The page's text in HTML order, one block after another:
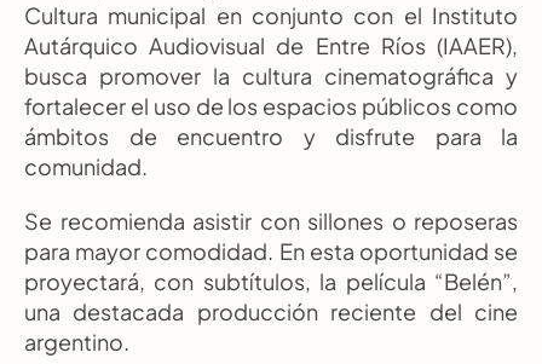
Cultura municipal en conjunto con el Instituto
Autárquico Audiovisual de Entre Ríos (IAAER),
busca promover la cultura cinematográfica y
fortalecer el uso de los espacios públicos como
ámbitos de encuentro y disfrute para la
comunidad.
Se recomienda asistir con sillones o reposeras
para mayor comodidad. En esta oportunidad se
proyectará, con subtítulos, la película “Belén”,
una destacada producción reciente del cine
argentino.